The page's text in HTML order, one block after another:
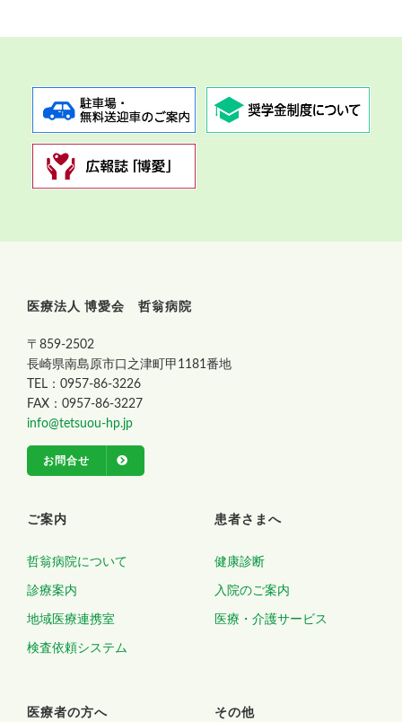
医療法人 博愛会 哲翁病院
〒859-2502
長崎県南島原市口之津町甲1181番地
TEL：0957-86-3226
FAX：0957-86-3227
info@tetsuou-hp.jp
お問合せ
ご案内
哲翁病院について
診療案内
地域医療連携室
検査依頼システム
患者さまへ
健康診断
入院のご案内
医療・介護サービス
医療者の方へ その他